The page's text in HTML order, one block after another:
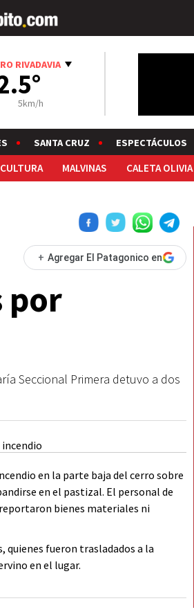
RIVADAVIA
5km/h
SANTA CRUZ ESPECTÁCULOS
CULTURA MALVINAS CALETA OLIVIA
+ Agregar El Patagonico en
por
Seccional Primera detuvo a dos
en la parte baja del cerro sobre
en el pastizal. El personal de
bienes materiales ni
quienes fueron trasladados a la
en el lugar.